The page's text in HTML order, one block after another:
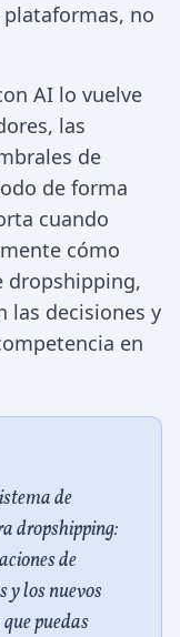
no
AI lo vuelve
las
de
de forma
cuando
cómo
dropshipping,
las decisiones y
en
de
dropshipping:
de
y los nuevos
puedas